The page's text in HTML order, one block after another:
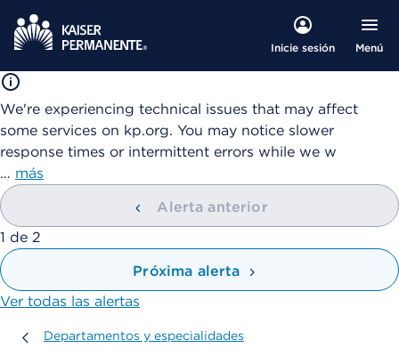
Inicie sesión Menú
We're experiencing technical issues that may affect
some services on kp.org. You may notice slower
response times or intermittent errors while we w
… más
Alerta anterior
mostrando
1 de 2
Próxima alerta
Ver todas las alertas
Departamentos y especialidades
Departamentos y especialidades